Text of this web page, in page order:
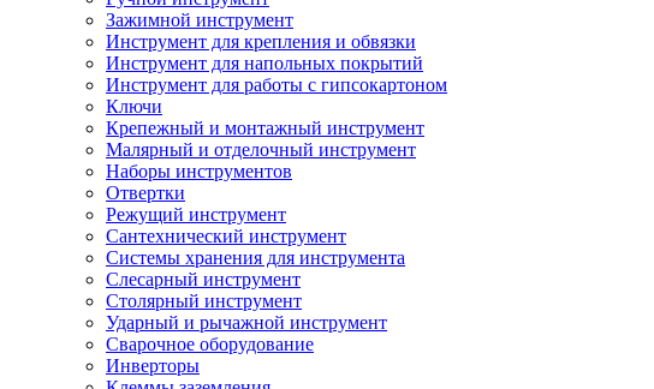
Зажимной инструмент
Инструмент для крепления и обвязки
Инструмент для напольных покрытий
Инструмент для работы с гипсокартоном
Ключи
Крепежный и монтажный инструмент
Малярный и отделочный инструмент
Наборы инструментов
Отвертки
Режущий инструмент
Сантехнический инструмент
Системы хранения для инструмента
Слесарный инструмент
Столярный инструмент
Ударный и рычажной инструмент
Сварочное оборудование
Инверторы